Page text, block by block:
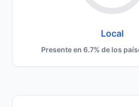
Local
Presente en 6.7% de los